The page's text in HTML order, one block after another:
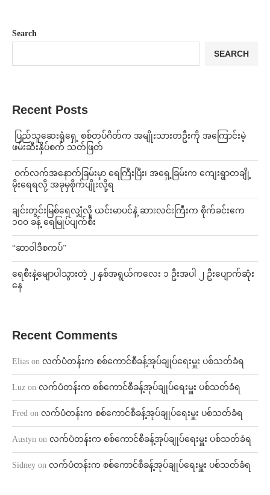
Search
SEARCH
Recent Posts
⁩ ⁨ပြည်သူဆေးရုံရှေ့ စစ်တပ်ဂိတ်က အမျိုးသားတဦးကို အကြောင်းမဲ့
ဖမ်းဆီးနှိပ်စက် သတ်ဖြတ်
⁩ ⁨ဝက်လက်အနောက်ခြမ်းမှာ ရေကြီးပြီး၊ အရှေ့ခြမ်းက ကျေးရွာတချို့
မိုးရေရလို့ အခုမှစိုက်ပျိုးလို့ရ
ချင်းတွင်းမြစ်ရေလျှံလို့ ယင်းမာပင်နဲ့ ဆားလင်းကြီးက စိုက်ခင်းဧက
၁၀၀ ခန့် ရေမြုပ်ပျက်စီး
“ဆာဝါဒီစကပ်”
ရေစီးနဲ့မျောပါသွားတဲ့ ၂ နှစ်အရွယ်ကလေး ၁ ဦးအပါ ၂ ဦးပျောက်ဆုံး
နေ
Recent Comments
Elias on လက်ပံတန်းက စစ်ကောင်စီခန့်အုပ်ချုပ်ရေးမှူး ပစ်သတ်ခံရ
Luz on လက်ပံတန်းက စစ်ကောင်စီခန့်အုပ်ချုပ်ရေးမှူး ပစ်သတ်ခံရ
Fred on လက်ပံတန်းက စစ်ကောင်စီခန့်အုပ်ချုပ်ရေးမှူး ပစ်သတ်ခံရ
Austyn on လက်ပံတန်းက စစ်ကောင်စီခန့်အုပ်ချုပ်ရေးမှူး ပစ်သတ်ခံရ
Sidney on လက်ပံတန်းက စစ်ကောင်စီခန့်အုပ်ချုပ်ရေးမှူး ပစ်သတ်ခံရ